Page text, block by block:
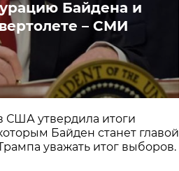
Байдена и
– СМИ
США утвердила итоги
Байден станет главой
уважать итог выборов.